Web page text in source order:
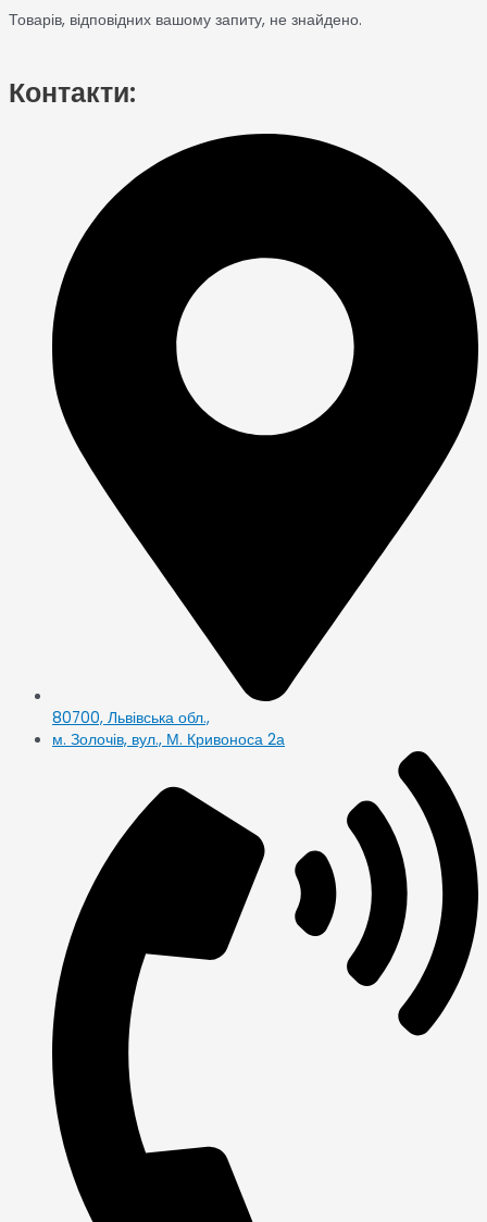
Товарів, відповідних вашому запиту, не знайдено.
Контакти:
80700, Львівська обл.,
м. Золочів, вул., М. Кривоноса 2а